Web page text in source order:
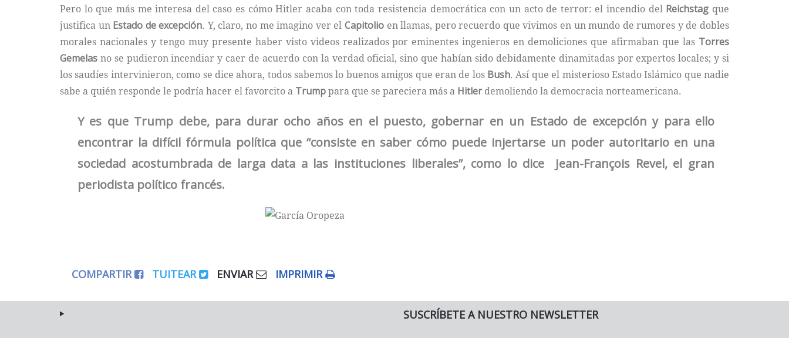
Pero lo que más me interesa del caso es cómo Hitler acaba con toda resistencia democrática con un acto de terror: el incendio del Reichstag que
justifica un Estado de excepción. Y, claro, no me imagino ver el Capitolioen llamas, pero recuerdo que vivimos en un mundo de rumores y de dobles
morales nacionales y tengo muy presente haber visto videos realizados por eminentes ingenieros en demoliciones que afirmaban que las Torres
Gemelas no se pudieron incendiar y caer de acuerdo con la verdad oficial, sino que habían sido debidamente dinamitadas por expertos locales; y si
los saudíes intervinieron, como se dice ahora, todos sabemos lo buenos amigos que eran de los Bush. Así que el misterioso Estado Islámico que nadie
sabe a quién responde le podría hacer el favorcito a Trumppara que se pareciera más a Hitlerdemoliendo la democracia norteamericana.
Y es que Trump debe, para durar ocho años en el puesto, gobernar en un Estado de excepción y para ello
encontrar la difícil fórmula política que “consiste en saber cómo puede injertarse un poder autoritario en una
sociedad acostumbrada de larga data a las instituciones liberales”, como lo dice Jean-François Revel, el gran
periodista político francés.
COMPARTIR TUITEAR ENVIAR IMPRIMIR
SUSCRÍBETE A NUESTRO NEWSLETTER